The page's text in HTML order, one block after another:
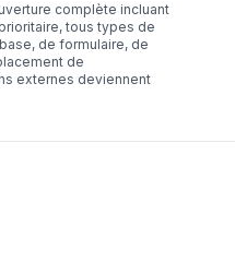
complète incluant
tous types de
de formulaire, de
de
externes deviennent